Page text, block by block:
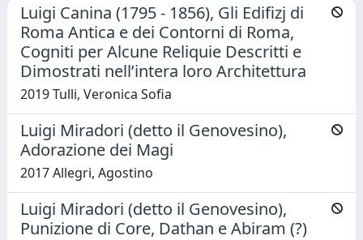
Luigi Canina (1795 - 1856), Gli Edifizj di
Roma Antica e dei Contorni di Roma,
Cogniti per Alcune Reliquie Descritti e
Dimostrati nell’intera loro Architettura
2019 Tulli, Veronica Sofia
Luigi Miradori (detto il Genovesino),
Adorazione dei Magi
2017 Allegri, Agostino
Luigi Miradori (detto il Genovesino),
Punizione di Core, Dathan e Abiram (?)